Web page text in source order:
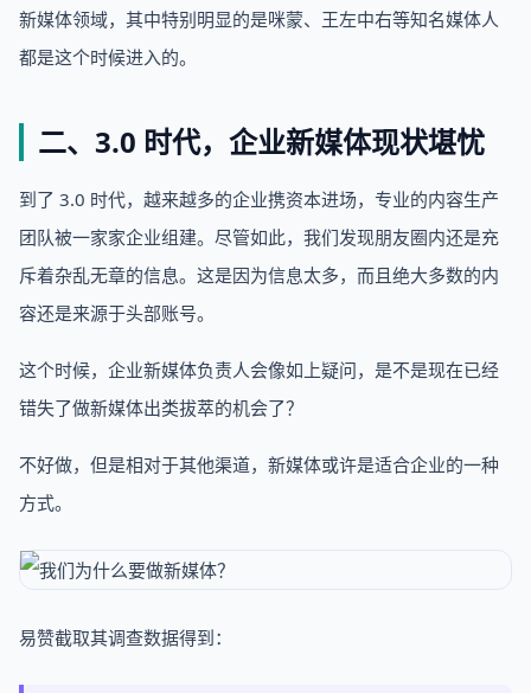
新媒体领域，其中特别明显的是咪蒙、王左中右等知名媒体人
都是这个时候进入的。
二、3.0 时代，企业新媒体现状堪忧
到了 3.0 时代，越来越多的企业携资本进场，专业的内容生产
团队被一家家企业组建。尽管如此，我们发现朋友圈内还是充
斥着杂乱无章的信息。这是因为信息太多，而且绝大多数的内
容还是来源于头部账号。
这个时候，企业新媒体负责人会像如上疑问，是不是现在已经
错失了做新媒体出类拔萃的机会了？
不好做，但是相对于其他渠道，新媒体或许是适合企业的一种
方式。
易赞截取其调查数据得到：